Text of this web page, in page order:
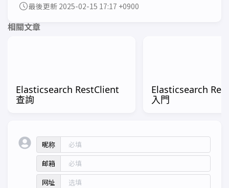
最後更新 2025-02-15 17:17 +0900
相關文章
Elasticsearch RestClient
查詢
Elasticsearch
入門
昵称
邮箱
网址